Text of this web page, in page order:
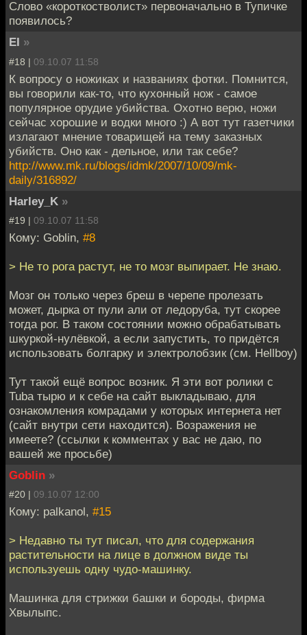
Слово «короткостволист» первоначально в Тупичке
появилось?
EI »
#18 | 09.10.07 11:58
К вопросу о ножиках и названиях фотки. Помнится,
вы говорили как-то, что кухонный нож - самое
популярное орудие убийства. Охотно верю, ножи
сейчас хорошие и водки много :) А вот тут газетчики
излагают мнение товарищей на тему заказных
убийств. Оно как - дельное, или так себе?
http://www.mk.ru/blogs/idmk/2007/10/09/mk-
daily/316892/
Harley_K »
#19 | 09.10.07 11:58
Кому: Goblin, #8
> Не то рога растут, не то мозг выпирает. Не знаю.
Мозг он только через бреш в черепе пролезать
может, дырка от пули али от ледоруба, тут скорее
тогда рог. В таком состоянии можно обрабатывать
шкуркой-нулёвкой, а если запустить, то придётся
использовать болгарку и электролобзик (см. Hellboy)
Тут такой ещё вопрос возник. Я эти вот ролики с
Tuba тырю и к себе на сайт выкладываю, для
ознакомления комрадами у которых интернета нет
(сайт внутри сети находится). Возражения не
имеете? (ссылки к комментах у вас не даю, по
вашей же просьбе)
Goblin »
#20 | 09.10.07 12:00
Кому: palkanol, #15
> Недавно ты тут писал, что для содержания
растительности на лице в должном виде ты
используешь одну чудо-машинку.
Машинка для стрижки башки и бороды, фирма
Хвылыпс.